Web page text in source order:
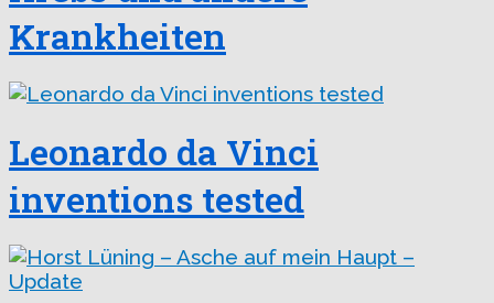
Krankheiten
Leonardo da Vinci
inventions tested